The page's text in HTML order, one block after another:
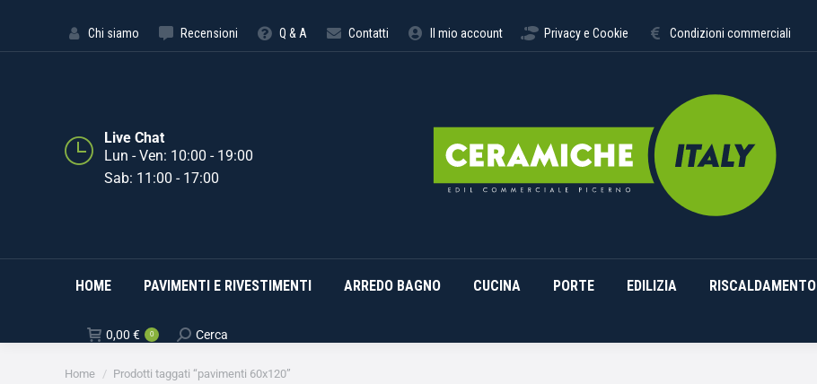
Chi siamo Recensioni Q & A Contatti Il mio account Privacy e Cookie Condizioni commerciali
Live Chat
Lun - Ven: 10:00 - 19:00
Sab: 11:00 - 17:00
HOME PAVIMENTI E RIVESTIMENTI ARREDO BAGNO CUCINA PORTE EDILIZIA RISCALDAMENTO
0,00 € 0 Cerca
Tu sei qui:
Home Prodotti taggati “pavimenti 60x120”
HOME PAVIMENTI E RIVESTIMENTI ARREDO BAGNO CUCINA PORTE EDILIZIA